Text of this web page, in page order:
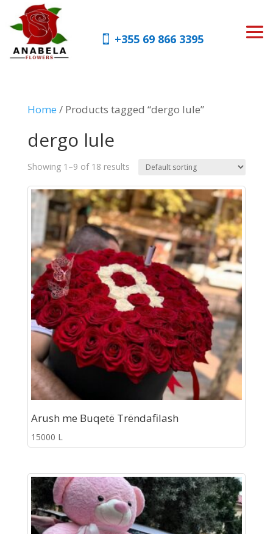
+355 69 866 3395
Home / Products tagged “dergo lule”
dergo lule
Showing 1–9 of 18 results
Arush me Buqetë Trëndafilash
15000 L